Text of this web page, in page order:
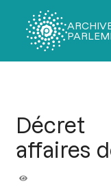
Décret
affaires